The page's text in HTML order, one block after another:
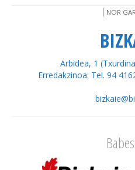
NOR
Arbidea, 1
Erredakzinoa: Tel. 94